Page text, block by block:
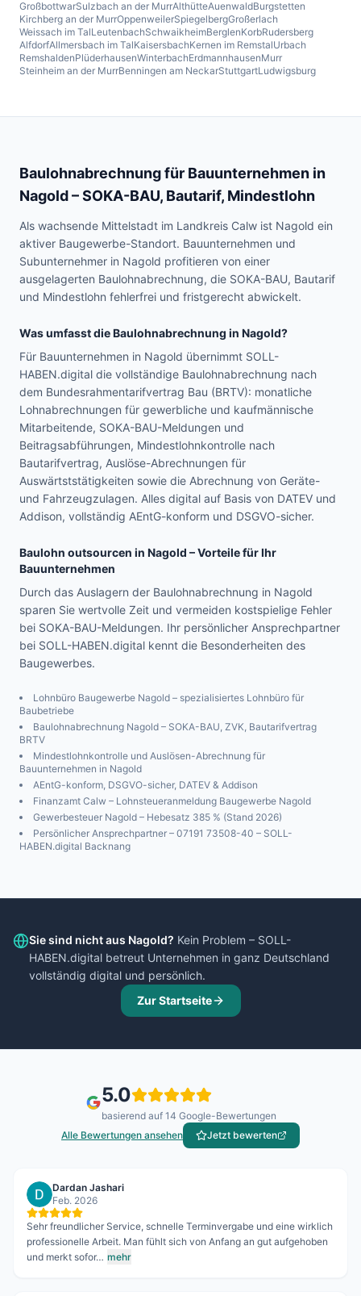
GroßbottwarSulzbach an der MurrAlthütteAuenwaldBurgstetten
Kirchberg an der MurrOppenweilerSpiegelbergGroßerlach
Weissach im TalLeutenbachSchwaikheimBerglenKorbRudersberg
AlfdorfAllmersbach im TalKaisersbachKernen im RemstalUrbach
RemshaldenPlüderhausenWinterbachErdmannhausenMurr
Steinheim an der MurrBenningen am NeckarStuttgartLudwigsburg
Baulohnabrechnung für Bauunternehmen in
Nagold– SOKA-BAU, Bautarif, Mindestlohn
Als wachsende Mittelstadt im Landkreis Calw ist Nagold ein
aktiver Baugewerbe-Standort. Bauunternehmen und
Subunternehmer in Nagold profitieren von einer
ausgelagerten Baulohnabrechnung, die SOKA-BAU, Bautarif
und Mindestlohn fehlerfrei und fristgerecht abwickelt.
Was umfasst die Baulohnabrechnung in Nagold?
Für Bauunternehmen in Nagold übernimmt SOLL-
HABEN.digital die vollständige Baulohnabrechnung nach
dem Bundesrahmentarifvertrag Bau (BRTV): monatliche
Lohnabrechnungen für gewerbliche und kaufmännische
Mitarbeitende, SOKA-BAU-Meldungen und
Beitragsabführungen, Mindestlohnkontrolle nach
Bautarifvertrag, Auslöse-Abrechnungen für
Auswärtststätigkeiten sowie die Abrechnung von Geräte-
und Fahrzeugzulagen. Alles digital auf Basis von DATEV und
Addison, vollständig AEntG-konform und DSGVO-sicher.
Baulohn outsourcen in Nagold – Vorteile für Ihr
Bauunternehmen
Durch das Auslagern der Baulohnabrechnung in Nagold
sparen Sie wertvolle Zeit und vermeiden kostspielige Fehler
bei SOKA-BAU-Meldungen. Ihr persönlicher Ansprechpartner
bei SOLL-HABEN.digital kennt die Besonderheiten des
Baugewerbes.
Lohnbüro Baugewerbe Nagold – spezialisiertes Lohnbüro für
Baubetriebe
Baulohnabrechnung Nagold – SOKA-BAU, ZVK, Bautarifvertrag
BRTV
Mindestlohnkontrolle und Auslösen-Abrechnung für
Bauunternehmen in Nagold
AEntG-konform, DSGVO-sicher, DATEV & Addison
Finanzamt Calw – Lohnsteueranmeldung Baugewerbe Nagold
Gewerbesteuer Nagold – Hebesatz 385 % (Stand 2026)
Persönlicher Ansprechpartner – 07191 73508-40 – SOLL-
HABEN.digital Backnang
Sie sind nicht aus Nagold? Kein Problem – SOLL-
HABEN.digital betreut Unternehmen in ganz Deutschland
vollständig digital und persönlich.
Zur Startseite
5.0
basierend auf 14 Google-Bewertungen
Alle Bewertungen ansehen
Jetzt bewerten
Dardan Jashari
Feb. 2026
Sehr freundlicher Service, schnelle Terminvergabe und eine wirklich
professionelle Arbeit. Man fühlt sich von Anfang an gut aufgehoben
und merkt sofor… mehr